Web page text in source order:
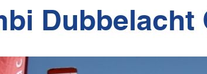
Dubbelacht